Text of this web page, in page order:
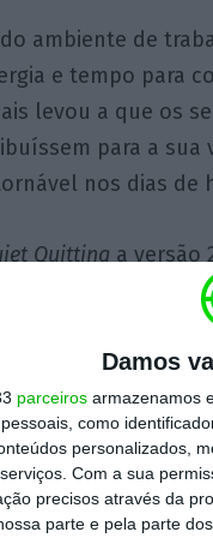
Damos
parceiros armazenamos
como
personalizados,
Com a sua
precisos através da
parte e pela parte
ambiente de
e tempo para
levou a que os
para a sua
nos dias de
Quittinga versão
nova e há muito
Departamentos
em diferentes
dos seus
diferentes
imposição de